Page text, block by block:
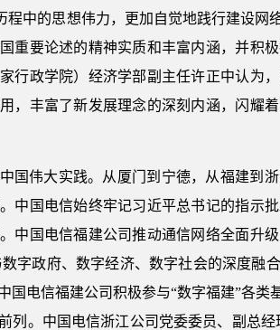
程中的思想伟力，更加自觉地践行建设
重要论述的精神实质和丰富内涵，并积
行政学院）经济学部副主任许正中认为
，丰富了新发展理念的深刻内涵，闪耀
国伟大实践。从厦门到宁德，从福建到
中国电信始终牢记习近平总书记的指示
中国电信福建公司推动通信网络全面升
字政府、数字经济、数字社会的深度融
国电信福建公司积极参与“数字福建”各
列。中国电信浙江公司党委委员、副总